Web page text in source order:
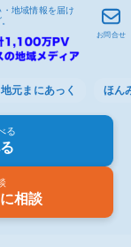
地域情報を届け
地元まにあっく ほん
る
相談
お問合せ